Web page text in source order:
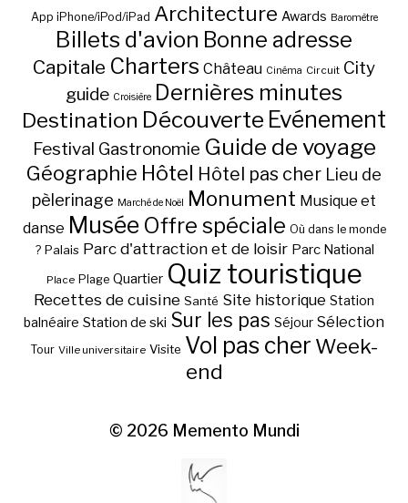
App iPhone/iPod/iPad Architecture Awards Baromètre
Billets d'avion Bonne adresse
Capitale Charters Château Cinéma Circuit City
guide Croisière Dernières minutes
Destination Découverte Evénement
Festival Gastronomie Guide de voyage
Géographie Hôtel Hôtel pas cher Lieu de
pèlerinage Marché de Noël Monument Musique et
danse Musée Offre spéciale Où dans le monde
? Palais Parc d'attraction et de loisir Parc National
Place Plage Quartier Quiz touristique
Recettes de cuisine Santé Site historique Station
balnéaire Station de ski Sur les pas Séjour Sélection
Tour Ville universitaire Visite Vol pas cher Week-
end
© 2026 Memento Mundi